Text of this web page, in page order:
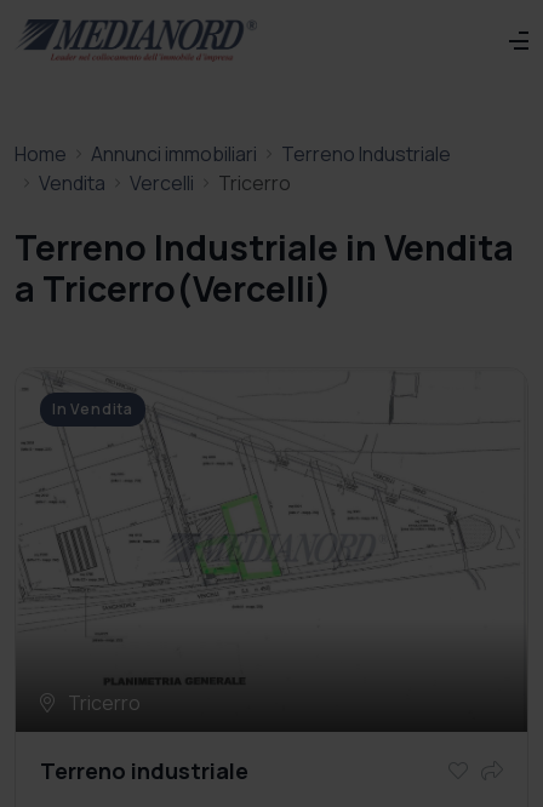
Home Annunci immobiliari
Terreno Industriale
Vendita
Vercelli Tricerro
Terreno Industriale in Vendita
a Tricerro(Vercelli)
Tricerro
In Vendita
Terreno industriale